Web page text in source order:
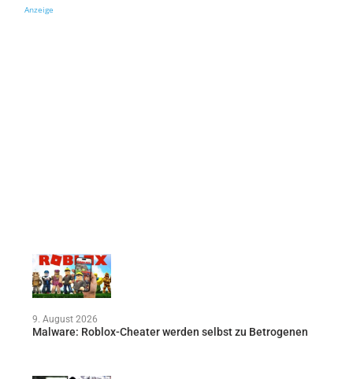
Anzeige
9. August 2026
Malware: Roblox-Cheater werden selbst zu Betrogenen